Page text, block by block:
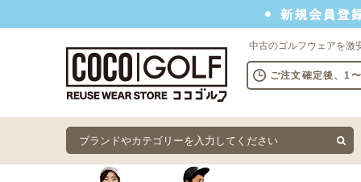
中古のゴルフウェアを激
ご注文確定後、1